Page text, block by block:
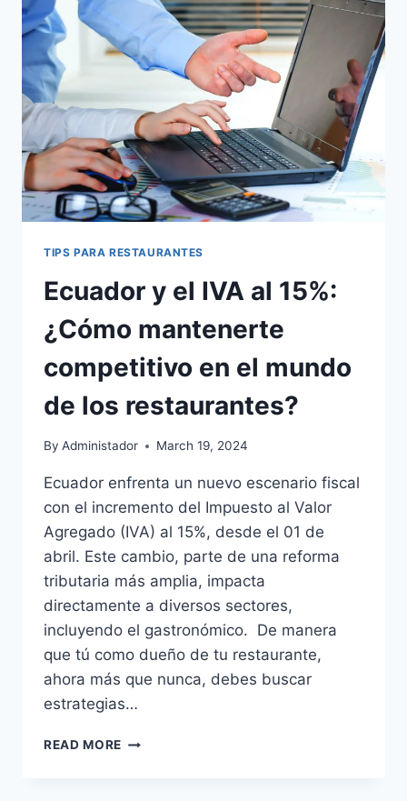
CÓMO
MEJORA
LA
GESTIÓN
INVENTARIOS?
TIPS PARA RESTAURANTES
Ecuador y el IVA al 15%:
¿Cómo mantenerte
competitivo en el mundo
de los restaurantes?
By Administador March 19, 2024
Ecuador enfrenta un nuevo escenario fiscal
con el incremento del Impuesto al Valor
Agregado (IVA) al 15%, desde el 01 de
abril. Este cambio, parte de una reforma
tributaria más amplia, impacta
directamente a diversos sectores,
incluyendo el gastronómico. De manera
que tú como dueño de tu restaurante,
ahora más que nunca, debes buscar
estrategias…
READ MORE ECUADOR